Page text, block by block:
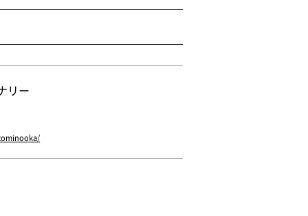
リー